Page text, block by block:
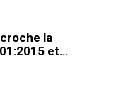
la
et…